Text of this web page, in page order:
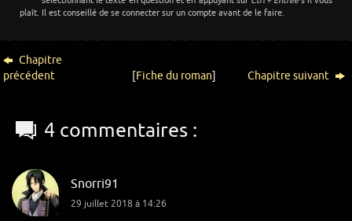
plaît. Il est conseillé de se connecter sur un compte avant de le faire.
Chapitre
précédent
[Fiche du roman] Chapitre suivant
4 commentaires :
Snorri91
29 juillet 2018 à 14:26